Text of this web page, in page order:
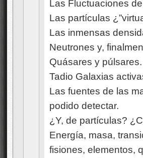
Las Fluctuaciones
Las partículas
Las inmensas
Neutrones y,
Quásares y púlsares.
Tadio Galaxias
Las fuentes de las
podido detectar.
¿Y, de partículas?
Energía, masa,
fisiones, elementos,